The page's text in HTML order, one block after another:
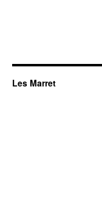
Les Marret